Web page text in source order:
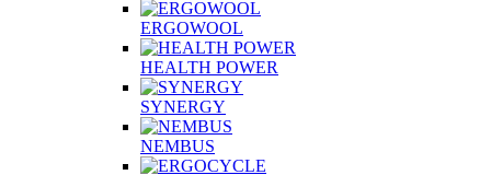
ERGOWOOL
HEALTH POWER
SYNERGY
NEMBUS